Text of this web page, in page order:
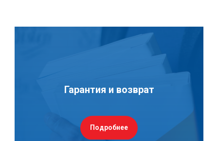
Гарантия и возврат
Подробнее